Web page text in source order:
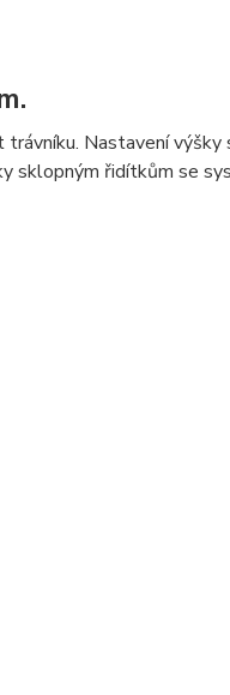
Nastavení výšky
sklopným řidítkům se